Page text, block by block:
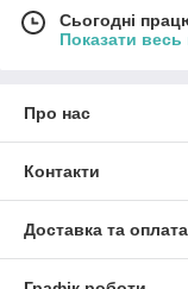
Сьогодні
Показати весь
Про нас
Контакти
Доставка та оплата